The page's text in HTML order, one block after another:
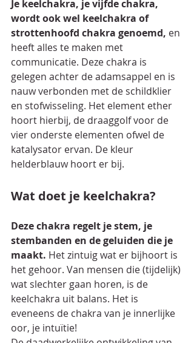
Je keelchakra, je vijfde chakra,
wordt ook wel keelchakra of
strottenhoofd chakra genoemd, en
heeft alles te maken met
communicatie. Deze chakra is
gelegen achter de adamsappel en is
nauw verbonden met de schildklier
en stofwisseling. Het element ether
hoort hierbij, de draaggolf voor de
vier onderste elementen ofwel de
katalysator ervan. De kleur
helderblauw hoort er bij.
Wat doet je keelchakra?
Deze chakra regelt je stem, je
stembanden en de geluiden die je
maakt. Het zintuig wat er bijhoort is
het gehoor. Van mensen die (tijdelijk)
wat slechter gaan horen, is de
keelchakra uit balans. Het is
eveneens de chakra van je innerlijke
oor, je intuïtie!